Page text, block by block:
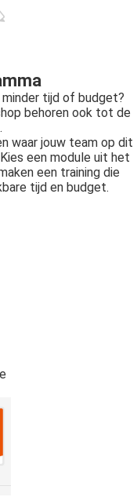
tijd of budget?
behoren ook tot de
waar jouw team op dit
een module uit het
een training die
tijd en budget.